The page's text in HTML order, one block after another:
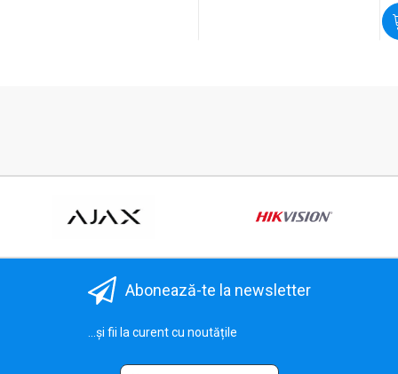
Abonează-te la newsletter
...și fii la curent cu noutățile